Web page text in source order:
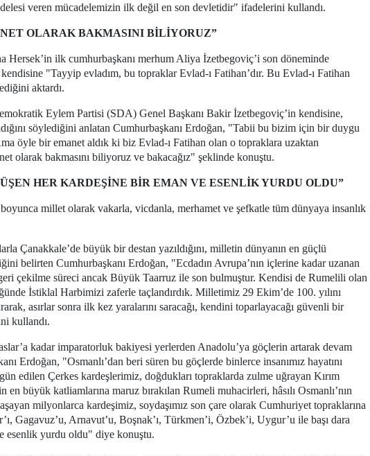
veren mücadelemizin ilk değil en son devletidir" ifadelerini kullandı.
OLARAK BAKMASINI BİLİYORUZ”
Hersek’in ilk cumhurbaşkanı merhum Aliya İzetbegoviç’i son döneminde
"Tayyip evladım, bu topraklar Evlad-ı Fatihan’dır. Bu Evlad-ı Fatihan
aktardı.
Eylem Partisi (SDA) Genel Başkanı Bakir İzetbegoviç’in kendisine,
söylediğini anlatan Cumhurbaşkanı Erdoğan, "Tabii bu bizim için bir duygu
öyle bir emanet aldık ki biz Evlad-ı Fatihan olan o topraklara uzaktan
olarak bakmasını biliyoruz ve bakacağız" şeklinde konuştu.
HER KARDEŞİNE BİR EMAN VE ESENLİK YURDU OLDU”
millet olarak vakarla, vicdanla, merhamet ve şefkatle tüm dünyaya insanlık
Çanakkale’de büyük bir destan yazıldığını, milletin dünyanın en güçlü
belirten Cumhurbaşkanı Erdoğan, "Ecdadın Avrupa’nın içlerine kadar uzanan
çekilme süreci ancak Büyük Taarruz ile son bulmuştur. Kendisi de Rumelili olan
İstiklal Harbimizi zaferle taçlandırdık. Milletimiz 29 Ekim’de 100. yılını
asırlar sonra ilk kez yaralarını saracağı, kendini toparlayacağı güvenli bir
kullandı.
kadar imparatorluk bakiyesi yerlerden Anadolu’ya göçlerin artarak devam
Erdoğan, "Osmanlı’dan beri süren bu göçlerde binlerce insanımız hayatını
edilen Çerkes kardeşlerimiz, doğdukları topraklarda zulme uğrayan Kırım
en büyük katliamlarına maruz bırakılan Rumeli muhacirleri, hâsılı Osmanlı’nın
milyonlarca kardeşimiz, soydaşımız son çare olarak Cumhuriyet topraklarına
Gagavuz’u, Arnavut’u, Boşnak’ı, Türkmen’i, Özbek’i, Uygur’u ile başı dara
esenlik yurdu oldu" diye konuştu.